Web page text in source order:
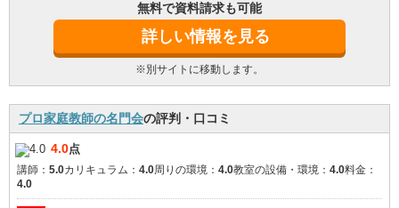
無料で資料請求も可能
詳しい情報を見る
※別サイトに移動します。
プロ家庭教師の名門会の評判・口コミ
4.0点
講師： 5.0カリキュラム： 4.0周りの環境： 4.0教室の設備・環境： 4.0料金：
4.0